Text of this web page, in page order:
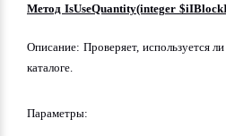
Метод IsUseQuantity(integer
Описание: Проверяет, используется
каталоге.
Параметры: